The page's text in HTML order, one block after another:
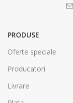
PRODUSE
Oferte speciale
Producatori
Livrare